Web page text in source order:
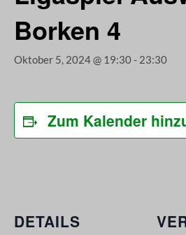
Borken 4
Oktober 5, 2024 @ 19:30- 23:30
Zum Kalender
DETAILS